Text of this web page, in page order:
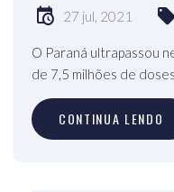
27 jul, 2021
O Paraná ultrapassou
de 7,5 milhões de doses
CONTINUA LENDO